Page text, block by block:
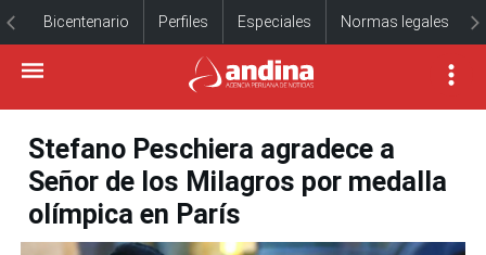
Bicentenario Perfiles Especiales Normas legales
Stefano Peschiera agradece a
Señor de los Milagros por medalla
olímpica en París